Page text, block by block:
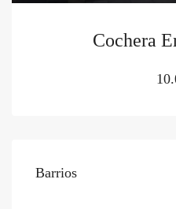
Cochera
Barrios